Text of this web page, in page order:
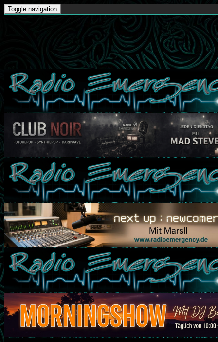
Toggle navigation